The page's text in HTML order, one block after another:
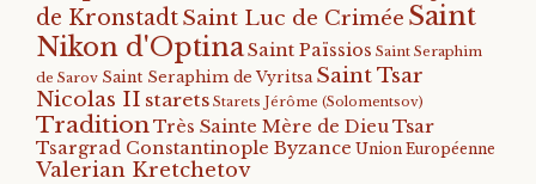
de KronstadtSaint Luc de Crimée Saint
Nikon d'OptinaSaint Païssios Saint Seraphim
de Sarov Saint Seraphim de Vyritsa Saint Tsar
Nicolas II starets Starets Jérôme (Solomentsov)
Tradition Très Sainte Mère de Dieu Tsar
Tsargrad Constantinople Byzance Union Européenne
Valerian Kretchetov